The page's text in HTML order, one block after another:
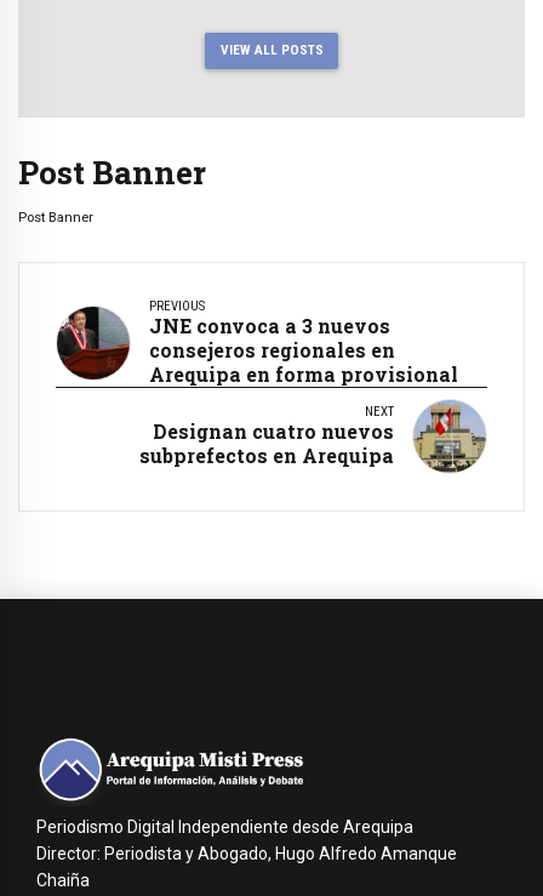
VIEW ALL POSTS
Post Banner
Post Banner
PREVIOUS
JNE convoca a 3 nuevos
consejeros regionales en
Arequipa en forma provisional
NEXT
Designan cuatro nuevos
subprefectos en Arequipa
Periodismo Digital Independiente desde Arequipa
Director: Periodista y Abogado, Hugo Alfredo Amanque
Chaiña